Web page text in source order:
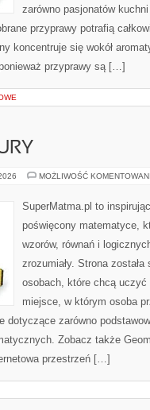
zarówno pasjonatów
przyprawy potrafią
koncentruje się wokół
przyprawy są […]
MOŻLIWOŚĆ
SuperMatma.pl to
poświęcony matematyce,
wzorów, równań i
zrozumiały. Strona
osobach, które chcą
miejsce, w którym osoba
dotyczące zarówno
Zobacz także
przestrzeń […]